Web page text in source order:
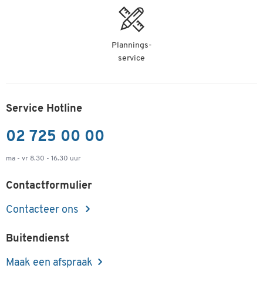
Plannings-
service
Service Hotline
02 725 00 00
ma - vr 8.30 - 16.30 uur
Contactformulier
Contacteer ons
Buitendienst
Maak een afspraak